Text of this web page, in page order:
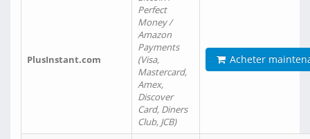
PlusInstant.com
Perfect
Money /
Amazon
Payments
(Visa,
Mastercard,
Amex,
Discover
Card, Diners
Club, JCB)
Acheter